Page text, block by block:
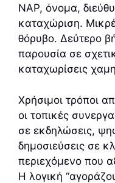
NAP, όνομα,
καταχώριση.
θόρυβο. Δεύτερο
παρουσία σε
καταχωρίσεις
Χρήσιμοι τρόποι
οι τοπικές
σε εκδηλώσεις,
δημοσιεύσεις σε
περιεχόμενο που
Η λογική